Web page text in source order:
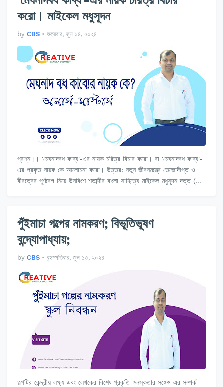
করো। মাইকেল মধুসূদন
by CBS • শুক্রবার, জুন ১৪, ২০২৪
প্রশ্ন।। 'মেঘনাদবধ কাব্য'-এর নায়ক চরিত্র বিচার করো। বা 'মেঘনাদবধ কাব্য'-
এর প্রকৃত নায়ক কে আলোচনা করো। উত্তর: নতুন জীবনমন্ত্রে তেজোদীপ্ত ও
বীরত্বের পূর্ণবেগ নিয়ে উনবিংশ শতাব্দীর বাংলা সাহিত্যে মাইকেল মধুসূদন দত্ত (…
পুঁইমাচা গল্পের নামকরণ; বিভূতিভূষণ
বন্দ্যোপাধ্যায়;
by CBS • বৃহস্পতিবার, জুন ১৩, ২০২৪
গল্পটির কেন্দ্রীয় লক্ষ্য এবং লেখকের বিশেষ প্রকৃতি-মনস্কতার সঙ্গেও এর সম্পর্ক-